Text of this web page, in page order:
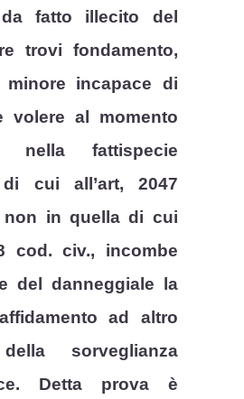
fatto illecito del
trovi fondamento,
incapace di
volere al momento
nella fattispecie
cui all’art, 2047
in quella di cui
cod. civ., incombe
del danneggiale la
ad altro
sorveglianza
Detta prova è